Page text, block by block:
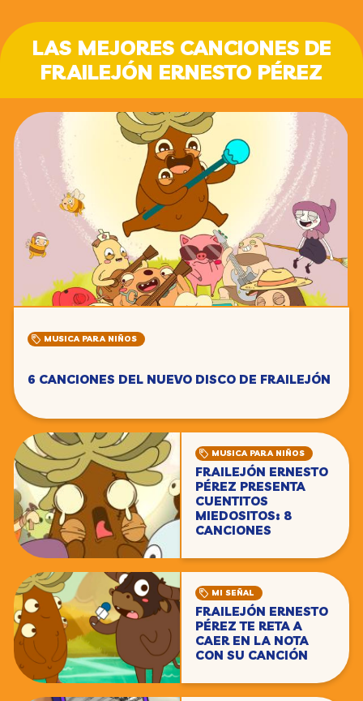
LAS MEJORES CANCIONES DE
FRAILEJÓN ERNESTO PÉREZ
MUSICA PARA NIÑOS
6 CANCIONES DEL NUEVO DISCO DE FRAILEJÓN
MUSICA PARA NIÑOS
FRAILEJÓN ERNESTO
PÉREZ PRESENTA
CUENTITOS
MIEDOSITOS: 8
CANCIONES
MI SEÑAL
FRAILEJÓN ERNESTO
PÉREZ TE RETA A
CAER EN LA NOTA
CON SU CANCIÓN